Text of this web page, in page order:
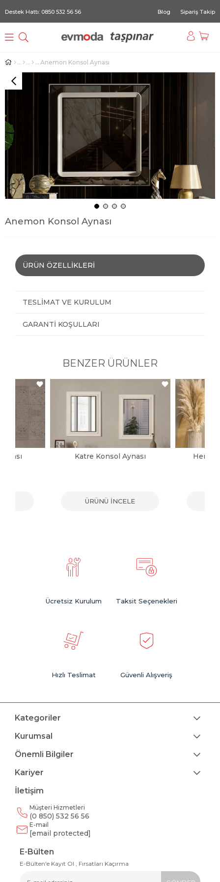
Destek Hattı: 0850 532 56 56 Blog Sipariş Takip
Anemon Konsol Aynası
Anemon Konsol Aynası
ÜRÜN ÖZELLIKLERI
TESLIMAT VE KURULUM
GARANTI KOŞULLARI
BENZER ÜRÜNLER
Katre Konsol Aynası
ÜRÜNÜ İNCELE
Ücretsiz Kurulum Taksit Seçenekleri
Hızlı Teslimat Güvenli Alışveriş
Kategoriler
Kurumsal
Önemli Bilgiler
Kariyer
İletişim
Müşteri Hizmetleri
(0 850) 532 56 56
E-mail
[email protected]
E-Bülten
E-Bülten'e Kayıt Ol , Fırsatları Kaçırma